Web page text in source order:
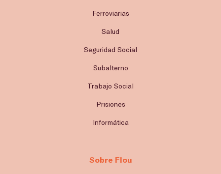
Ferroviarias
Salud
Seguridad Social
Subalterno
Trabajo Social
Prisiones
Informática
Sobre Flou